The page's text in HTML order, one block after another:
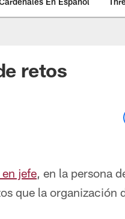
retos
jefe, en la persona
que la organización